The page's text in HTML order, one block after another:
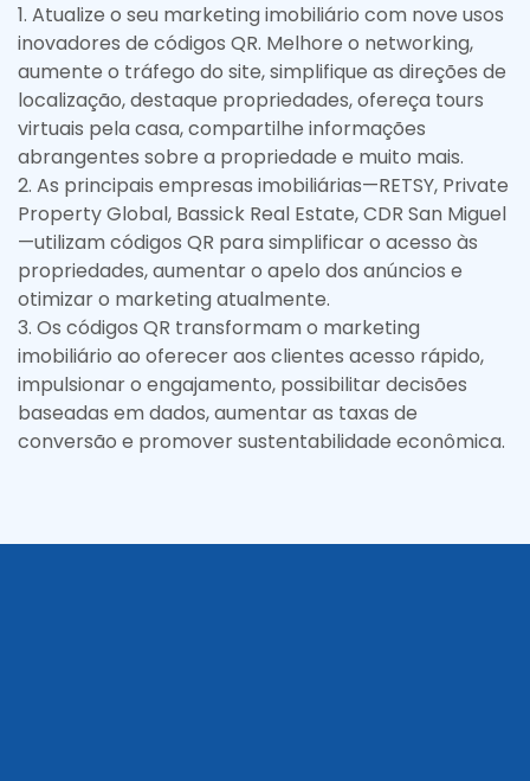
1. Atualize o seu marketing imobiliário com nove usos
inovadores de códigos QR. Melhore o networking,
aumente o tráfego do site, simplifique as direções de
localização, destaque propriedades, ofereça tours
virtuais pela casa, compartilhe informações
abrangentes sobre a propriedade e muito mais.
2. As principais empresas imobiliárias—RETSY, Private
Property Global, Bassick Real Estate, CDR San Miguel
—utilizam códigos QR para simplificar o acesso às
propriedades, aumentar o apelo dos anúncios e
otimizar o marketing atualmente.
3. Os códigos QR transformam o marketing
imobiliário ao oferecer aos clientes acesso rápido,
impulsionar o engajamento, possibilitar decisões
baseadas em dados, aumentar as taxas de
conversão e promover sustentabilidade econômica.